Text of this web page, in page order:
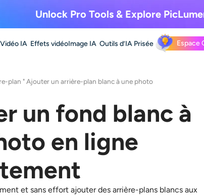
Unlock Pro Tools & Explore
Vidéo IA Effets vidéoImage IA Outils d’IA Prisée Espace
plan "Ajouter un arrière-plan blanc à une photo
un fond blanc à
en ligne
et sans effort ajouter des arrière-plans blancs aux